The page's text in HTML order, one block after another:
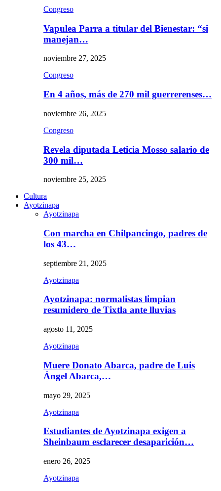
Congreso
Vapulea Parra a titular del Bienestar: “si
manejan…
noviembre 27, 2025
Congreso
En 4 años, más de 270 mil guerrerenses…
noviembre 26, 2025
Congreso
Revela diputada Leticia Mosso salario de
300 mil…
noviembre 25, 2025
Cultura
Ayotzinapa
Ayotzinapa
Con marcha en Chilpancingo, padres de
los 43…
septiembre 21, 2025
Ayotzinapa
Ayotzinapa: normalistas limpian
resumidero de Tixtla ante lluvias
agosto 11, 2025
Ayotzinapa
Muere Donato Abarca, padre de Luis
Ángel Abarca,…
mayo 29, 2025
Ayotzinapa
Estudiantes de Ayotzinapa exigen a
Sheinbaum esclarecer desaparición…
enero 26, 2025
Ayotzinapa